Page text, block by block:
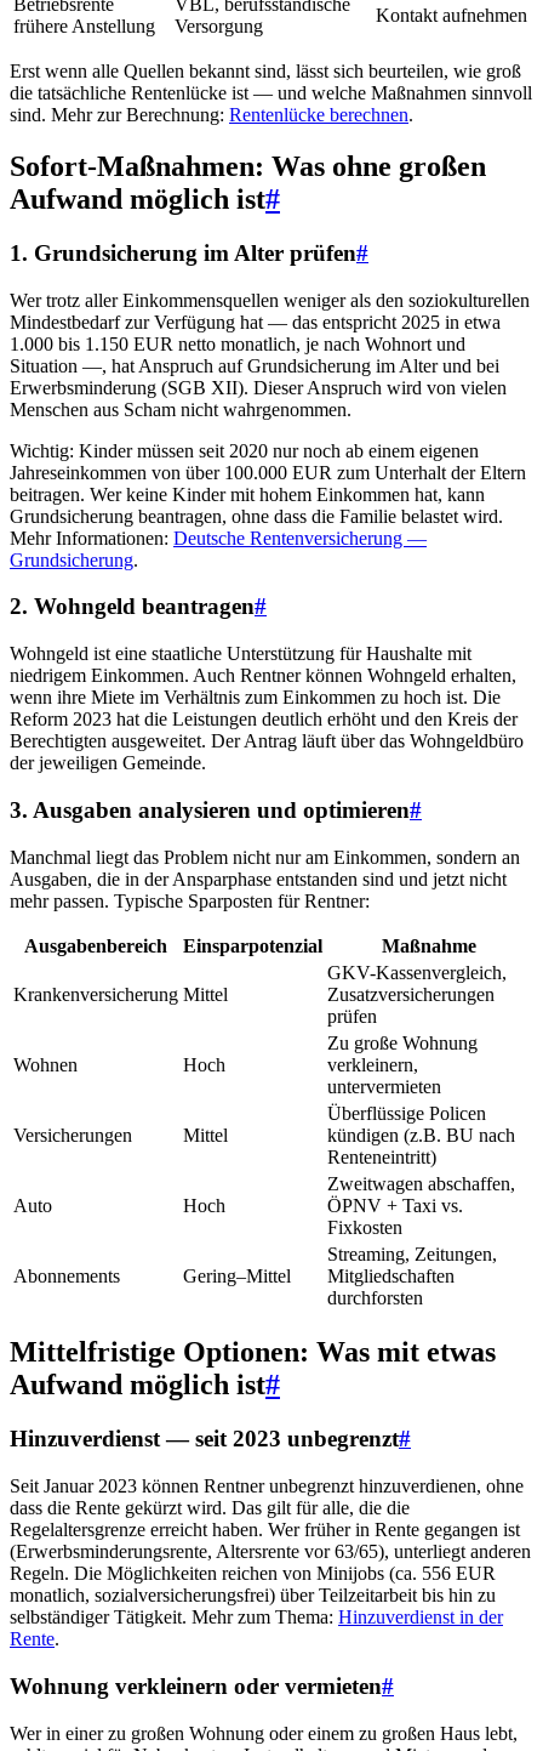
Betriebsrente
frühere Anstellung
VBL, berufsständische
Versorgung
Kontakt aufnehmen
Erst wenn alle Quellen bekannt sind, lässt sich beurteilen, wie groß
die tatsächliche Rentenlücke ist — und welche Maßnahmen sinnvoll
sind. Mehr zur Berechnung: Rentenlücke berechnen.
Sofort-Maßnahmen: Was ohne großen
Aufwand möglich ist#
1. Grundsicherung im Alter prüfen#
Wer trotz aller Einkommensquellen weniger als den soziokulturellen
Mindestbedarf zur Verfügung hat — das entspricht 2025 in etwa
1.000 bis 1.150 EUR netto monatlich, je nach Wohnort und
Situation —, hat Anspruch auf Grundsicherung im Alter und bei
Erwerbsminderung (SGB XII). Dieser Anspruch wird von vielen
Menschen aus Scham nicht wahrgenommen.
Wichtig: Kinder müssen seit 2020 nur noch ab einem eigenen
Jahreseinkommen von über 100.000 EUR zum Unterhalt der Eltern
beitragen. Wer keine Kinder mit hohem Einkommen hat, kann
Grundsicherung beantragen, ohne dass die Familie belastet wird.
Mehr Informationen: Deutsche Rentenversicherung —
Grundsicherung.
2. Wohngeld beantragen#
Wohngeld ist eine staatliche Unterstützung für Haushalte mit
niedrigem Einkommen. Auch Rentner können Wohngeld erhalten,
wenn ihre Miete im Verhältnis zum Einkommen zu hoch ist. Die
Reform 2023 hat die Leistungen deutlich erhöht und den Kreis der
Berechtigten ausgeweitet. Der Antrag läuft über das Wohngeldbüro
der jeweiligen Gemeinde.
3. Ausgaben analysieren und optimieren#
Manchmal liegt das Problem nicht nur am Einkommen, sondern an
Ausgaben, die in der Ansparphase entstanden sind und jetzt nicht
mehr passen. Typische Sparposten für Rentner:
Ausgabenbereich Einsparpotenzial Maßnahme
Krankenversicherung Mittel
GKV-Kassenvergleich,
Zusatzversicherungen
prüfen
Wohnen Hoch
Zu große Wohnung
verkleinern,
untervermieten
Versicherungen Mittel
Überflüssige Policen
kündigen (z.B. BU nach
Renteneintritt)
Auto Hoch
Zweitwagen abschaffen,
ÖPNV + Taxi vs.
Fixkosten
Abonnements Gering–Mittel
Streaming, Zeitungen,
Mitgliedschaften
durchforsten
Mittelfristige Optionen: Was mit etwas
Aufwand möglich ist#
Hinzuverdienst — seit 2023 unbegrenzt#
Seit Januar 2023 können Rentner unbegrenzt hinzuverdienen, ohne
dass die Rente gekürzt wird. Das gilt für alle, die die
Regelaltersgrenze erreicht haben. Wer früher in Rente gegangen ist
(Erwerbsminderungsrente, Altersrente vor 63/65), unterliegt anderen
Regeln. Die Möglichkeiten reichen von Minijobs (ca. 556 EUR
monatlich, sozialversicherungsfrei) über Teilzeitarbeit bis hin zu
selbständiger Tätigkeit. Mehr zum Thema: Hinzuverdienst in der
Rente.
Wohnung verkleinern oder vermieten#
Wer in einer zu großen Wohnung oder einem zu großen Haus lebt,